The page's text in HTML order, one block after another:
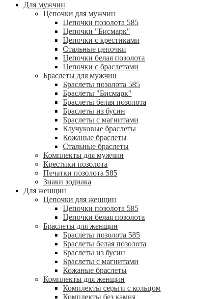
Для мужчин
Цепочки для мужчин
Цепочки позолота 585
Цепочки "Бисмарк"
Цепочки с крестиками
Стальные цепочки
Цепочки белая позолота
Цепочки с браслетами
Браслеты для мужчин
Браслеты позолота 585
Браслеты "Бисмарк"
Браслеты белая позолота
Браслеты из бусин
Браслеты с магнитами
Каучуковые браслеты
Кожаные браслеты
Стальные браслеты
Комплекты для мужчин
Крестики позолота
Печатки позолота 585
Знаки зодиака
Для женщин
Цепочки для женщин
Цепочки позолота 585
Цепочки белая позолота
Браслеты для женщин
Браслеты позолота 585
Браслеты белая позолота
Браслеты из бусин
Браслеты с магнитами
Кожаные браслеты
Комплекты для женщин
Комплекты серьги с кольцом
Комплекты без камня